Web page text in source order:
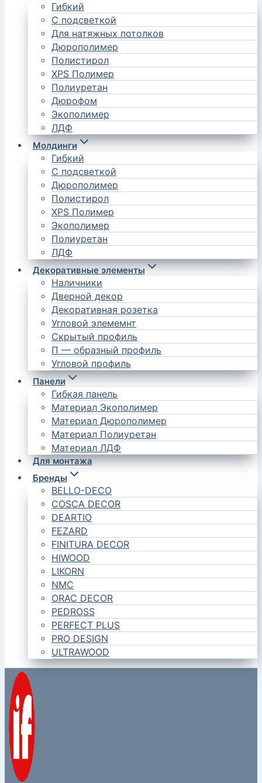
Гибкий
С подсветкой
Для натяжных потолков
Дюрополимер
Полистирол
XPS Полимер
Полиуретан
Дюрофом
Экополимер
ЛДФ
Молдинги
Гибкий
С подсветкой
Дюрополимер
Полистирол
XPS Полимер
Экополимер
Полиуретан
ЛДФ
Декоративные элементы
Наличники
Дверной декор
Декоративная розетка
Угловой элемемнт
Скрытый профиль
П — образный профиль
Угловой профиль
Панели
Гибкая панель
Материал Экополимер
Материал Дюрополимер
Материал Полиуретан
Материал ЛДФ
Для монтажа
Бренды
BELLO-DECO
COSCA DECOR
DEARTIO
FEZARD
FINITURA DECOR
HIWOOD
LIKORN
NMC
ORAC DECOR
PEDROSS
PERFECT PLUS
PRO DESIGN
ULTRAWOOD